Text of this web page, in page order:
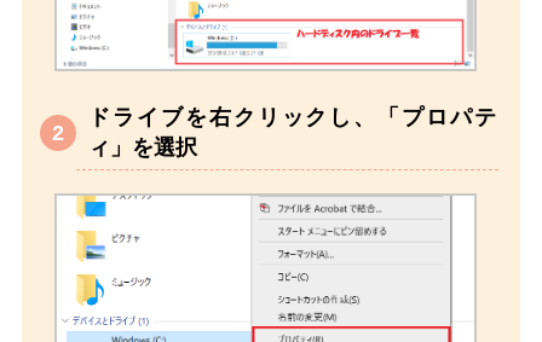
ドライブを右クリックし、「プロパテ
ィ」を選択